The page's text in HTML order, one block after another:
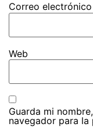
Correo electrónico
Web
Guarda mi
navegador para